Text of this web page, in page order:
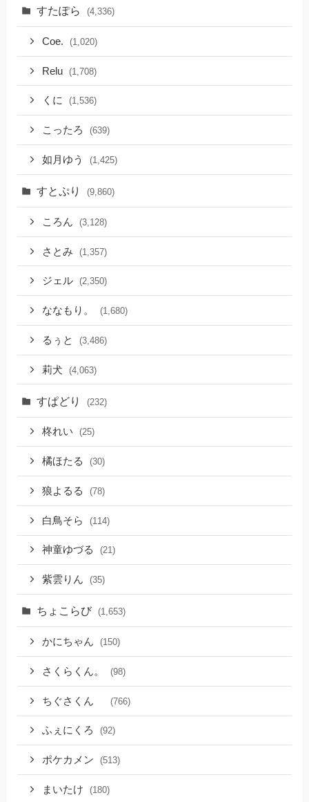
すたぽら (4,336)
Coe. (1,020)
Relu (1,708)
くに (1,536)
こったろ (639)
如月ゆう (1,425)
すとぷり (9,860)
ころん (3,128)
さとみ (1,357)
ジェル (2,350)
ななもり。 (1,680)
るぅと (3,486)
莉犬 (4,063)
すぱどり (232)
柊れい (25)
橘ほたる (30)
狼よるる (78)
白鳥そら (114)
神童ゆづる (21)
紫雲りん (35)
ちょこらび (1,653)
かにちゃん (150)
さくらくん。 (98)
ちぐさくん (766)
ふぇにくろ (92)
ポケカメン (513)
まいたけ (180)